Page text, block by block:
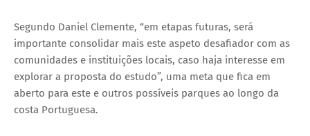
Segundo Daniel Clemente, “em etapas futuras, será
importante consolidar mais este aspeto desafiador com as
comunidades e instituições locais, caso haja interesse em
explorar a proposta do estudo”, uma meta que fica em
aberto para este e outros possíveis parques ao longo da
costa Portuguesa.